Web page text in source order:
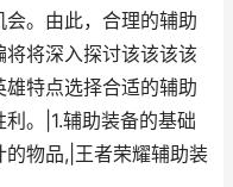
。由此，合理的辅助
将深入探讨该该该该
特点选择合适的辅助
。|1.辅助装备的基础
物品,|王者荣耀辅助装